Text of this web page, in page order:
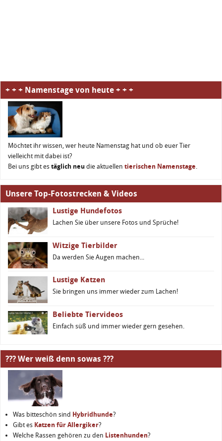
+ + + Namenstage von heute + + +
Möchtet ihr wissen, wer heute Namenstag hat und ob euer Tier
vielleicht mit dabei ist?
Bei uns gibt es täglich neu die aktuellen tierischen Namenstage.
Unsere Top-Fotostrecken & Videos
Lustige Hundefotos
Lachen Sie über unsere Fotos und Sprüche!
Witzige Tierbilder
Da werden Sie Augen machen...
Lustige Katzen
Sie bringen uns immer wieder zum Lachen!
Beliebte Tiervideos
Einfach süß und immer wieder gern gesehen.
??? Wer weiß denn sowas ???
Was bitteschön sind Hybridhunde?
Gibt es Katzen für Allergiker?
Welche Rassen gehören zu den Listenhunden?